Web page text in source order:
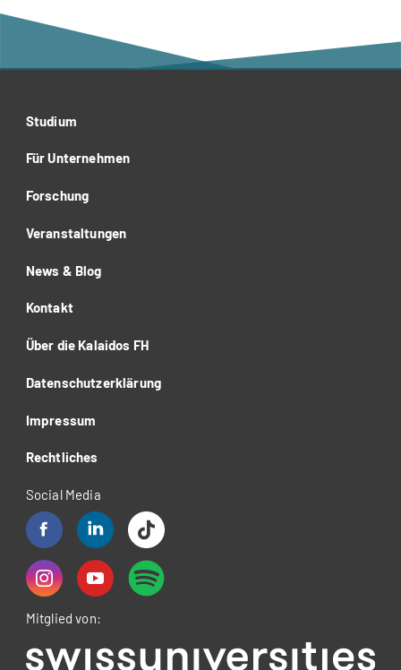
Studium
Für Unternehmen
Forschung
Veranstaltungen
News & Blog
Kontakt
Über die Kalaidos FH
Datenschutzerklärung
Impressum
Rechtliches
Social Media
Mitglied von: